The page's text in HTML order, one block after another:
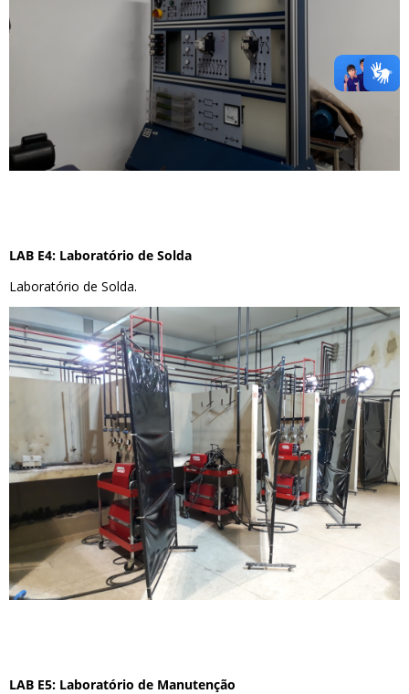
LAB E4: Laboratório de Solda
Laboratório de Solda.
LAB E5: Laboratório de Manutenção